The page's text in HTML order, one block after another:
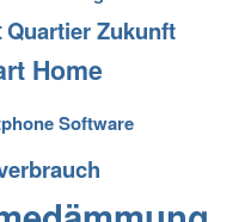
Quartier Zukunft
Home
Software